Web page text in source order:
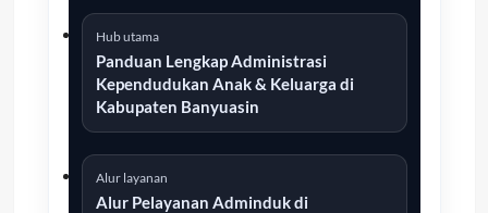
Hub utama
Panduan Lengkap Administrasi
Kependudukan Anak & Keluarga di
Kabupaten Banyuasin
Alur layanan
Alur Pelayanan Adminduk di